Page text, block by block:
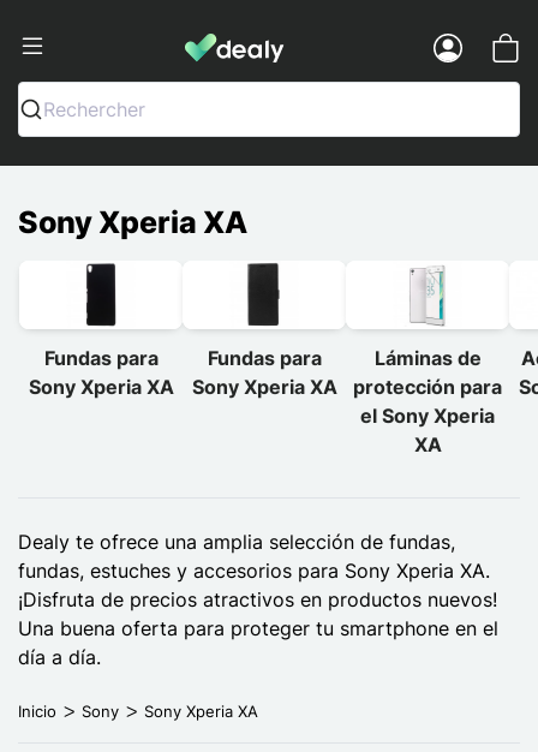
Dealy - Fundas y accesorios para
Rechercher
Sony Xperia XA
Fundas para
Sony Xperia XA
Fundas para
Sony Xperia XA
Láminas de
protección para
el Sony Xperia
XA
Dealy te ofrece una amplia selección de fundas,
fundas, estuches y accesorios para Sony Xperia XA.
¡Disfruta de precios atractivos en productos nuevos!
Una buena oferta para proteger tu smartphone en el
día a día.
Inicio Sony Sony Xperia XA